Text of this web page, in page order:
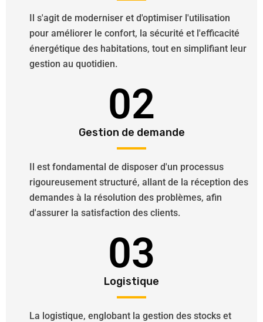
Il s'agit de moderniser et d'optimiser l'utilisation
pour améliorer le confort, la sécurité et l'efficacité
énergétique des habitations, tout en simplifiant leur
gestion au quotidien.
02
Gestion de demande
Il est fondamental de disposer d'un processus
rigoureusement structuré, allant de la réception des
demandes à la résolution des problèmes, afin
d'assurer la satisfaction des clients.
03
Logistique
La logistique, englobant la gestion des stocks et